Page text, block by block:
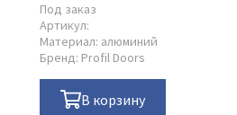
Под заказ
Артикул:
Материал: алюминий
Бренд: Profil Doors
В корзину